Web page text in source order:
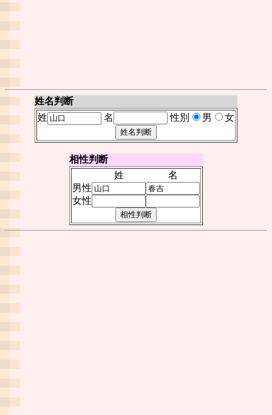
姓名判断
姓
名 性別 男 女
相性判断
姓
名
男性
女性